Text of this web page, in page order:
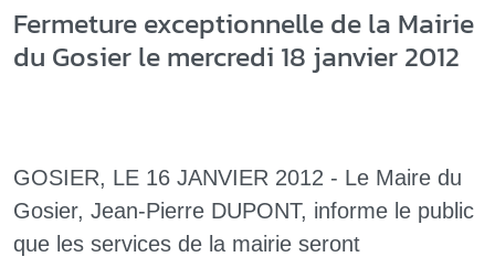
Fermeture exceptionnelle de la Mairie
du Gosier le mercredi 18 janvier 2012
GOSIER, LE 16 JANVIER 2012 - Le Maire du
Gosier, Jean-Pierre DUPONT, informe le public
que les services de la mairie seront